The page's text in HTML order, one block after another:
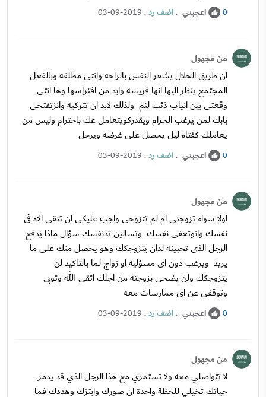
0 اعجبني .اضف رد.
03-09-2019
من مجهول
ان طريق الحلال يشعر النفس بالراحه وانتى مطلقه وبالفعل
المجتمع ينظر اليها انها فريسه وابد من افتراسها وها انتى
وقعتى بين انياب ذئب لئم ولذلك لابد ان تتركيه وانزتفتحى
بابك لمن يرغب الحرام ويقدركويتعامل عك باحترام وليس من
يعاملك كفتاه ليل يحصل على غرضه ويرحل
0 اعجبني .اضف رد.
03-09-2019
من مجهول
اولا سواء تزوجتى ام لم تتزوحى واجب عليكى ان تتقى الاه فى
نفسك وانوتعفى نفسك وتسالين تدنفسك سؤال ماذا يدفع
الرجل الذى تحبينه لدان يتزوجكك وهو يحصل منك على ما
يريد ويرغب دون اى مسؤليه او زواج لما بالتاكيد لن
يتزوجكك ولن يضحى بزوجته من اجلك اتقى الله وتوبى
وتوقفى عن اى ممارسات معه
0 اعجبني .اضف رد.
03-09-2019
من مجهول
لا تتواصلي معه ولا تستمري مع هذا الرجل الذي قد يدمر
حياتك تخيلي للحظة واحدة ان صورك وابتزك وهددك فما